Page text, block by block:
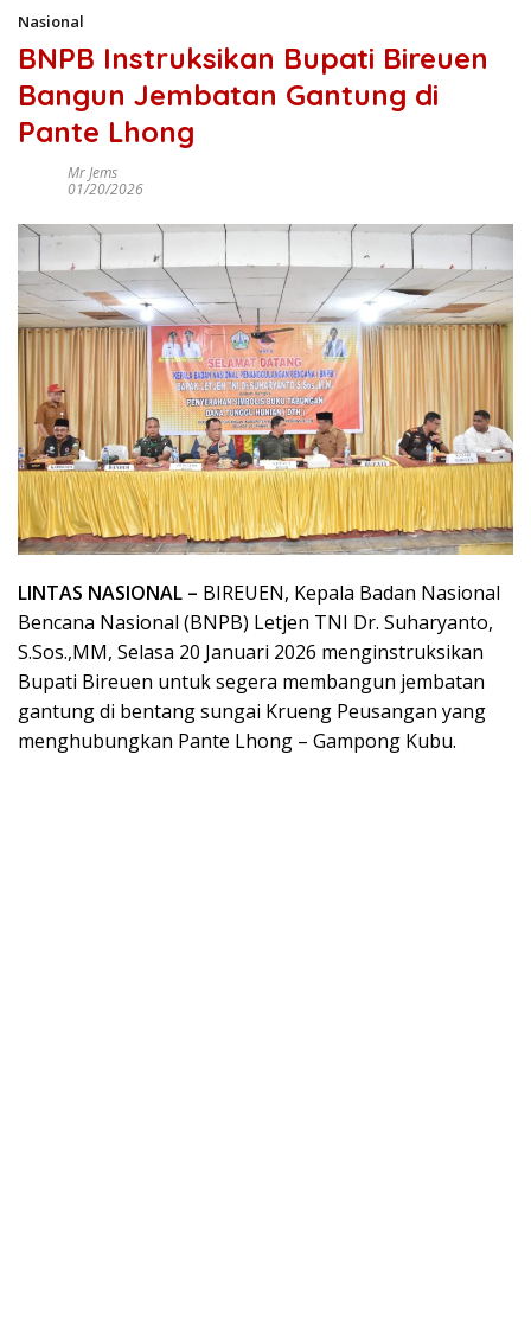
Nasional
BNPB Instruksikan Bupati Bireuen
Bangun Jembatan Gantung di
Pante Lhong
Mr Jems
01/20/2026
LINTAS NASIONAL – BIREUEN, Kepala Badan Nasional
Bencana Nasional (BNPB) Letjen TNI Dr. Suharyanto,
S.Sos.,MM, Selasa 20 Januari 2026 menginstruksikan
Bupati Bireuen untuk segera membangun jembatan
gantung di bentang sungai Krueng Peusangan yang
menghubungkan Pante Lhong – Gampong Kubu.